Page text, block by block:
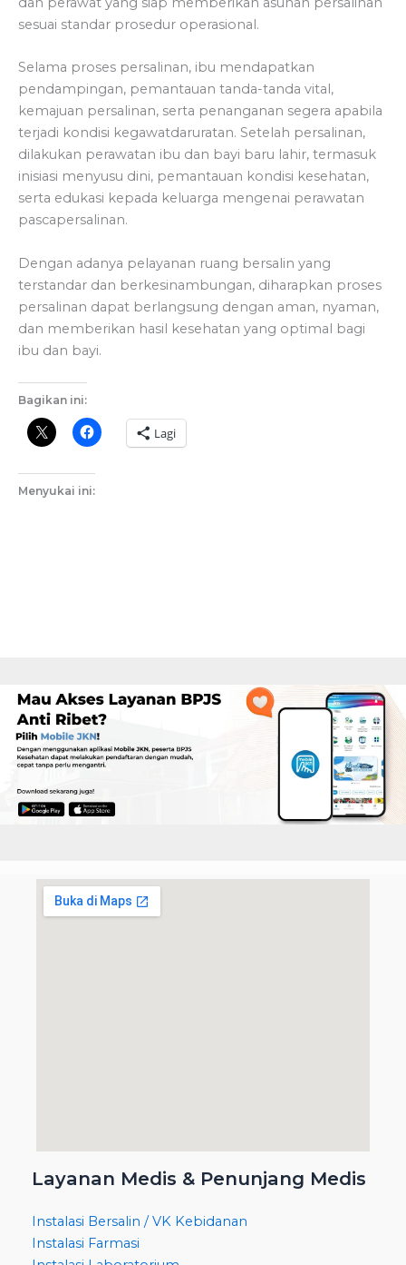
sesuai standar prosedur operasional.
Selama proses persalinan, ibu mendapatkan
pendampingan, pemantauan tanda-tanda vital,
kemajuan persalinan, serta penanganan segera apabila
terjadi kondisi kegawatdaruratan. Setelah persalinan,
dilakukan perawatan ibu dan bayi baru lahir, termasuk
inisiasi menyusu dini, pemantauan kondisi kesehatan,
serta edukasi kepada keluarga mengenai perawatan
pascapersalinan.
Dengan adanya pelayanan ruang bersalin yang
terstandar dan berkesinambungan, diharapkan proses
persalinan dapat berlangsung dengan aman, nyaman,
dan memberikan hasil kesehatan yang optimal bagi
ibu dan bayi.
Bagikan ini:
Lagi
Menyukai ini:
Layanan Medis & Penunjang Medis
Instalasi Bersalin / VK Kebidanan
Instalasi Farmasi